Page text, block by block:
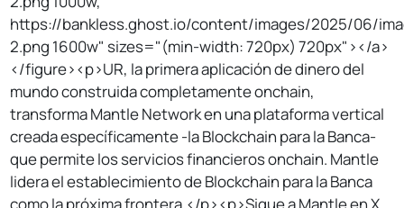
https://bankless.ghost.io/content/images/2025/06/
2.png 1600w" sizes="(min-width: 720px) 720px"></a>
</figure><p>UR, la primera aplicación de dinero del
mundo construida completamente onchain,
transforma Mantle Network en una plataforma vertical
creada específicamente -la Blockchain para la Banca-
que permite los servicios financieros onchain. Mantle
lidera el establecimiento de Blockchain para la Banca
como la próxima frontera.</p><p>Sigue a Mantle en X